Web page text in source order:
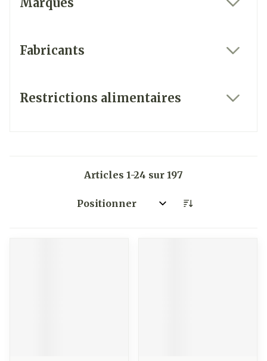
Fabricants
Restrictions alimentaires
Articles 1-24 sur 197
Trier par: